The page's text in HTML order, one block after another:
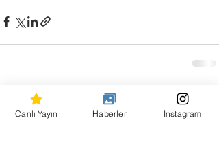
Son Yazılar Hepsini Gör
Canlı Yayın Haberler Instagram